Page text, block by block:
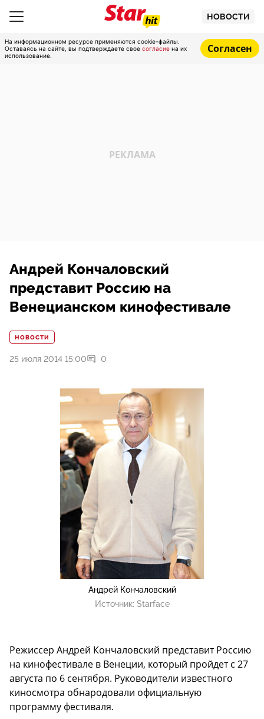
НОВОСТИ
На информационном ресурсе применяются cookie-файлы.
Оставаясь на сайте, вы подтверждаете свое согласие на их
использование.
Согласен
Андрей Кончаловский
представит Россию на
Венецианском кинофестивале
НОВОСТИ
25 июля 2014 15:00 0
Андрей Кончаловский
Источник: Starface
Режиссер Андрей Кончаловский представит Россию
на кинофестивале в Венеции, который пройдет с 27
августа по 6 сентября. Руководители известного
киносмотра обнародовали официальную
программу фестиваля.